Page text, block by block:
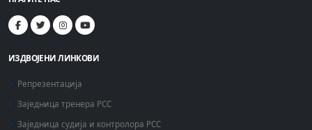
ИЗДВОЈЕНИ ЛИНКОВИ
Репрезентација
Заједница тренера РСС
Заједница судија и контролора РСС